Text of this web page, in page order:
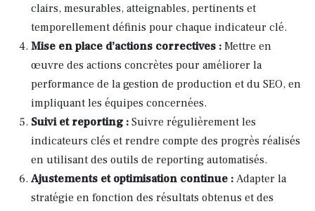
clairs, mesurables, atteignables, pertinents et
temporellement définis pour chaque indicateur clé.
Mise en place d’actions correctives : Mettre en
œuvre des actions concrètes pour améliorer la
performance de la gestion de production et du SEO, en
impliquant les équipes concernées.
Suivi et reporting : Suivre régulièrement les
indicateurs clés et rendre compte des progrès réalisés
en utilisant des outils de reporting automatisés.
Ajustements et optimisation continue : Adapter la
stratégie en fonction des résultats obtenus et des